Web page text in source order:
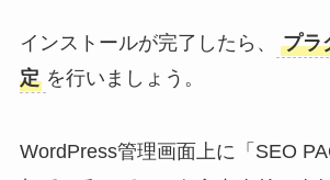
インストールが完了したら、
プラ
定 を行いましょう。
WordPress管理画面上に「SEO